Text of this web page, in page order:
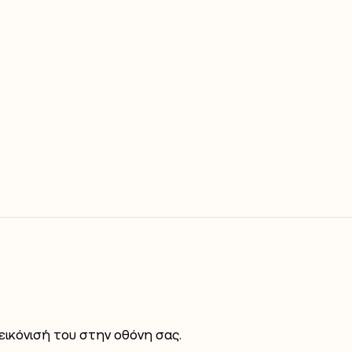
του στην οθόνη σας.